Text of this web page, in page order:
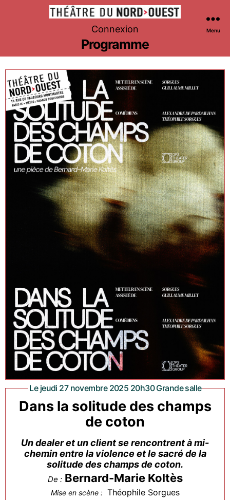
Théâtre
du
Nord-
Ouest
Connexion Menu
Programme
Le jeudi 27 novembre 2025 20h30 Grande salle
Dans la solitude des champs
de coton
Un dealer et un client se rencontrent à mi-
chemin entre la violence et le sacré de la
solitude des champs de coton.
De : Bernard-Marie Koltès
Mise en scène : Théophile Sorgues